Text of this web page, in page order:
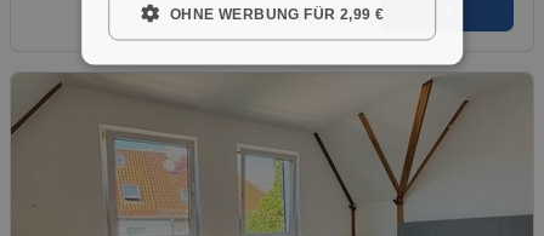
★ ➦
OHNE WERBUNG FÜR 2,99 €